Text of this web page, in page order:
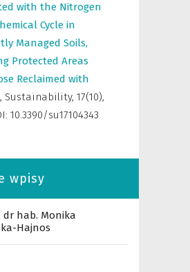
with the Nitrogen
Cycle in
Managed Soils,
Protected Areas
Reclaimed with
, Sustainability, 17(10),
10.3390/su17104343
wpisy
dr hab. Monika
Hajnos